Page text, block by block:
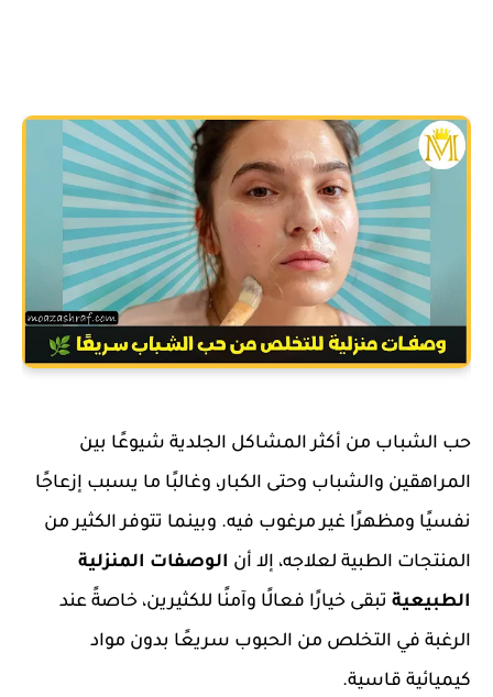
حب الشباب من أكثر المشاكل الجلدية شيوعًا بين
المراهقين والشباب وحتى الكبار، وغالبًا ما يسبب إزعاجًا
نفسيًا ومظهرًا غير مرغوب فيه. وبينما تتوفر الكثير من
المنتجات الطبية لعلاجه، إلا أن الوصفات المنزلية
الطبيعية تبقى خيارًا فعالًا وآمنًا للكثيرين، خاصةً عند
الرغبة في التخلص من الحبوب سريعًا بدون مواد
كيميائية قاسية.